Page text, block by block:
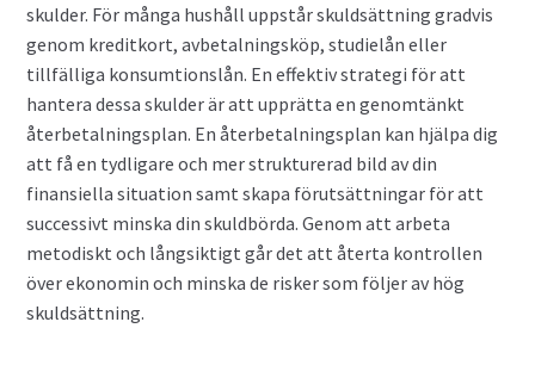
Samla ihop dina lån
SMS-lån
Spara i fonder
Terminer
Undvik bedragare
skulder. För många hushåll uppstår skuldsättning gradvis
genom kreditkort, avbetalningsköp, studielån eller
tillfälliga konsumtionslån. En effektiv strategi för att
hantera dessa skulder är att upprätta en genomtänkt
återbetalningsplan. En återbetalningsplan kan hjälpa dig
att få en tydligare och mer strukturerad bild av din
finansiella situation samt skapa förutsättningar för att
successivt minska din skuldbörda. Genom att arbeta
metodiskt och långsiktigt går det att återta kontrollen
över ekonomin och minska de risker som följer av hög
skuldsättning.